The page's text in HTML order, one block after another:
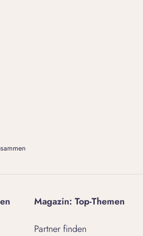
Magazin: Top-Themen
Partner finden